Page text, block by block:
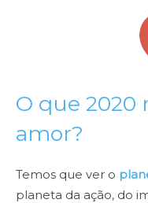
O que 2020
amor?
Temos que ver o
planeta da ação, do